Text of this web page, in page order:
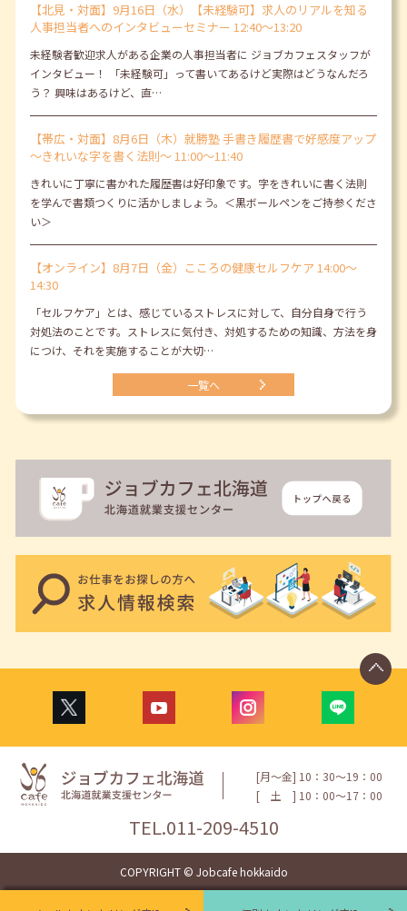
【北見・対面】9月16日（水）【未経験可】求人のリアルを知る
人事担当者へのインタビューセミナー 12:40～13:20
未経験者歓迎求人がある企業の人事担当者に ジョブカフェスタッフが
インタビュー！ 「未経験可」って書いてあるけど実際はどうなんだろ
う？ 興味はあるけど、直…
【帯広・対面】8月6日（木）就勝塾 手書き履歴書で好感度アップ
～きれいな字を書く法則～ 11:00～11:40
きれいに丁寧に書かれた履歴書は好印象です。字をきれいに書く法則
を学んで書類つくりに活かしましょう。＜黒ボールペンをご持参くださ
い＞
【オンライン】8月7日（金）こころの健康セルフケア 14:00～
14:30
「セルフケア」とは、感じているストレスに対して、自分自身で行う
対処法のことです。ストレスに気付き、対処するための知識、方法を身
につけ、それを実施することが大切…
一覧へ
[月〜金] 10：30〜19：00
[
土 ] 10：00〜17：00
TEL.011-209-4510
COPYRIGHT © Jobcafe hokkaido